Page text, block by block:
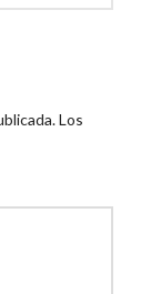
Los